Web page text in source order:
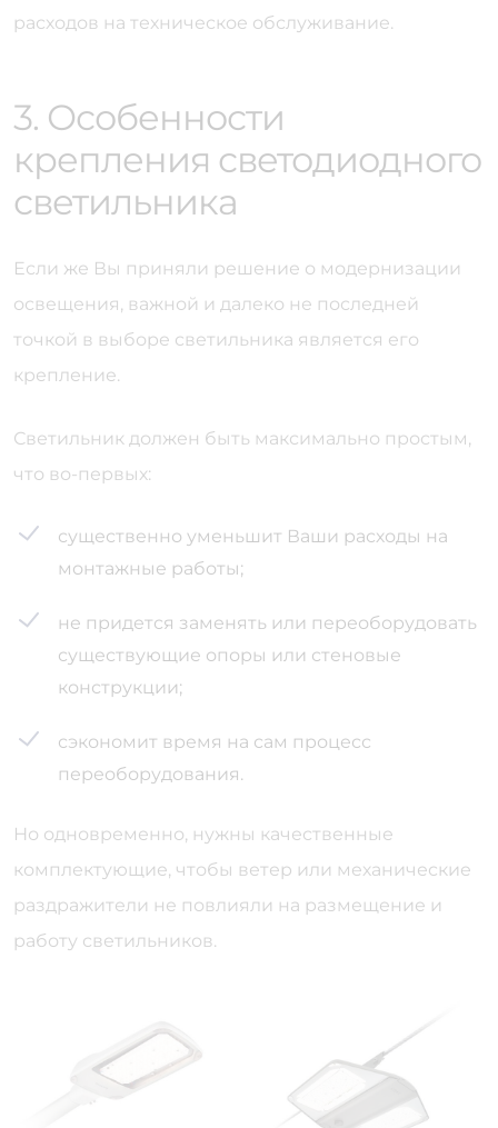
расходов на техническое обслуживание.
3. Особенности
крепления светодиодного
светильника
Если же Вы приняли решение о модернизации
освещения, важной и далеко не последней
точкой в выборе светильника является его
крепление.
Светильник должен быть максимально простым,
что во-первых:
существенно уменьшит Ваши расходы на
монтажные работы;
не придется заменять или переоборудовать
существующие опоры или стеновые
конструкции;
сэкономит время на сам процесс
переоборудования.
Но одновременно, нужны качественные
комплектующие, чтобы ветер или механические
раздражители не повлияли на размещение и
работу светильников.